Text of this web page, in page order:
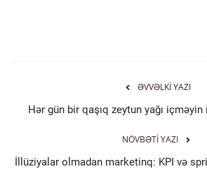
Multimedia
ƏVVƏLKI YAZI
Hər gün bir qaşıq zeytun yağı içməyin
NÖVBƏTI YAZI
İllüziyalar olmadan marketinq: KPI və